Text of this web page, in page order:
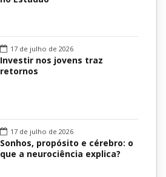
17 de julho de 2026
Investir nos jovens traz
retornos
17 de julho de 2026
Sonhos, propósito e cérebro: o
que a neurociência explica?